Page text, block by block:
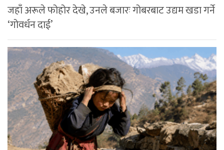
जहाँ अरूले फोहोर देखे, उनले बजारः गोबरबाट उद्यम खडा गर्ने
‘गोवर्धन दाई’